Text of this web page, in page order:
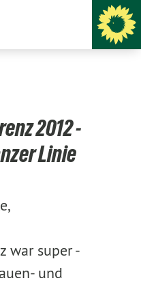
2012 -
Linie
war super -
und